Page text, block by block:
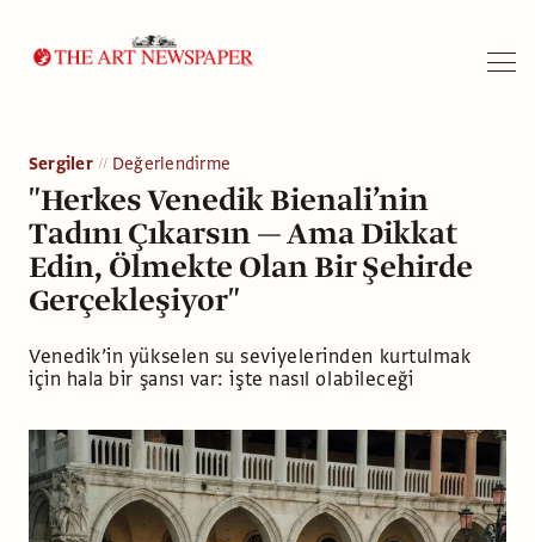
Sergiler Değerlendirme
"Herkes Venedik Bienali’nin
Tadını Çıkarsın — Ama Dikkat
Edin, Ölmekte Olan Bir Şehirde
Gerçekleşiyor"
Venedik’in yükselen su seviyelerinden kurtulmak
için hala bir şansı var: işte nasıl olabileceği